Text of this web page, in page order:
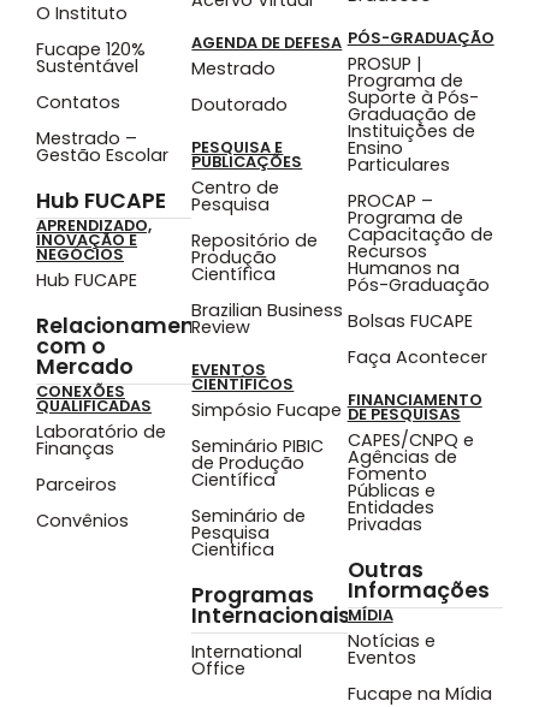
O Instituto
Fucape 120%
Sustentável
Contatos
Mestrado –
Gestão Escolar
Hub FUCAPE
APRENDIZADO,
INOVAÇÃO E
NEGÓCIOS
Hub FUCAPE
Relacionamento
com o
Mercado
CONEXÕES
QUALIFICADAS
Laboratório de
Finanças
Parceiros
Convênios
AGENDA DE DEFESA
Mestrado
Doutorado
PESQUISA E
PUBLICAÇÕES
Centro de
Pesquisa
Repositório de
Produção
Científica
Brazilian Business
Review
EVENTOS
CIENTÍFICOS
Simpósio Fucape
Seminário PIBIC
de Produção
Científica
Seminário de
Pesquisa
Cientifica
Programas
Internacionais
International
Office
PÓS-GRADUAÇÃO
PROSUP |
Programa de
Suporte à Pós-
Graduação de
Instituições de
Ensino
Particulares
PROCAP –
Programa de
Capacitação de
Recursos
Humanos na
Pós-Graduação
Bolsas FUCAPE
Faça Acontecer
FINANCIAMENTO
DE PESQUISAS
CAPES/CNPQ e
Agências de
Fomento
Públicas e
Entidades
Privadas
Outras
Informações
MÍDIA
Notícias e
Eventos
Fucape na Mídia